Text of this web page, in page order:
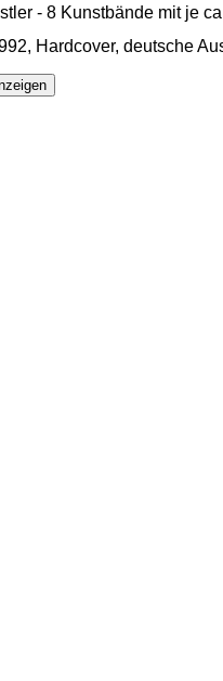
- 8 Kunstbände mit je
Hardcover, deutsche